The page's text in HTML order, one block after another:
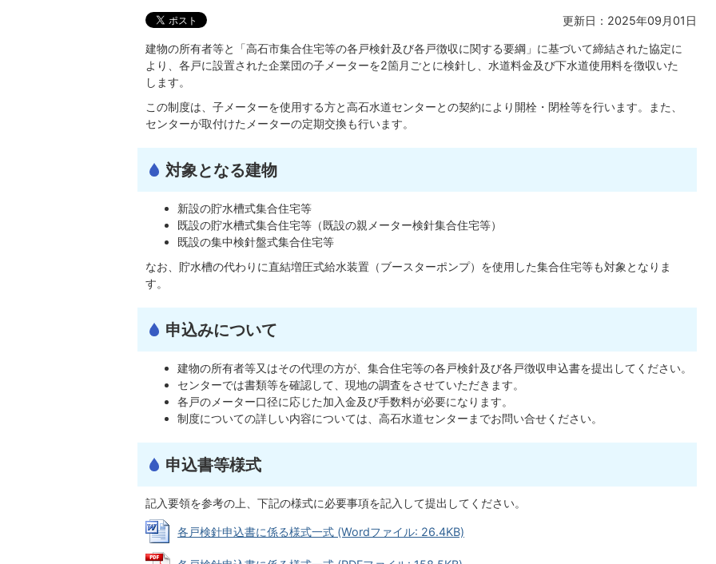
更新日：2025年09月01日
建物の所有者等と「高石市集合住宅等の各戸検針及び各戸徴収に関する要綱」に基づいて締結された協定に
より、各戸に設置された企業団の子メーターを2箇月ごとに検針し、水道料金及び下水道使用料を徴収いた
します。
この制度は、子メーターを使用する方と高石水道センターとの契約により開栓・閉栓等を行います。また、
センターが取付けたメーターの定期交換も行います。
対象となる建物
新設の貯水槽式集合住宅等
既設の貯水槽式集合住宅等（既設の親メーター検針集合住宅等）
既設の集中検針盤式集合住宅等
なお、貯水槽の代わりに直結増圧式給水装置（ブースターポンプ）を使用した集合住宅等も対象となりま
す。
申込みについて
建物の所有者等又はその代理の方が、集合住宅等の各戸検針及び各戸徴収申込書を提出してください。
センターでは書類等を確認して、現地の調査をさせていただきます。
各戸のメーター口径に応じた加入金及び手数料が必要になります。
制度についての詳しい内容については、高石水道センターまでお問い合せください。
申込書等様式
記入要領を参考の上、下記の様式に必要事項を記入して提出してください。
各戸検針申込書に係る様式一式 (Wordファイル: 26.4KB)